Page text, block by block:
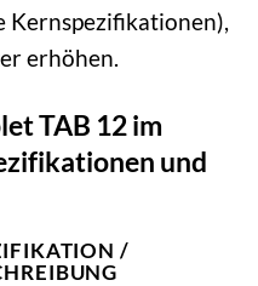
Kernspezifikationen),
erhöhen.
TAB 12 im
und
/